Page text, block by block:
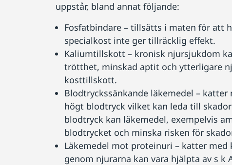
uppstår, bland annat följande:
Fosfatbindare – tillsätts i maten för att
specialkost inte ger tillräcklig effekt.
Kaliumtillskott – kronisk njursjukdom
trötthet, minskad aptit och ytterligare
kosttillskott.
Blodtryckssänkande läkemedel –
högt blodtryck vilket kan leda till
blodtryck kan läkemedel, exempelvis
blodtrycket och minska risken för
Läkemedel mot proteinuri – katter
genom njurarna kan vara hjälpta av s k